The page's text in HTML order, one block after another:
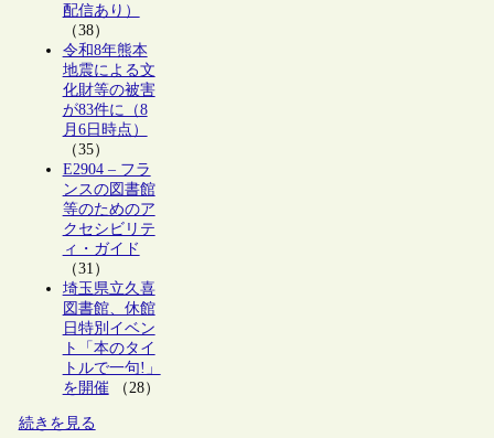
配信あり）
（38）
令和8年熊本
地震による文
化財等の被害
が83件に（8
月6日時点）
（35）
E2904 – フラ
ンスの図書館
等のためのア
クセシビリテ
ィ・ガイド
（31）
埼玉県立久喜
図書館、休館
日特別イベン
ト「本のタイ
トルで一句!」
を開催（28）
続きを見る